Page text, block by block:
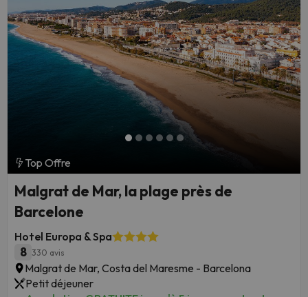
Top Offre
Malgrat de Mar, la plage près de
Barcelone
Hotel Europa & Spa
8 330 avis
Malgrat de Mar, Costa del Maresme - Barcelona
Petit déjeuner